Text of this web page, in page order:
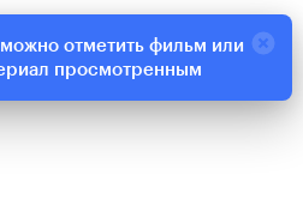
отметить фильм или
просмотренным